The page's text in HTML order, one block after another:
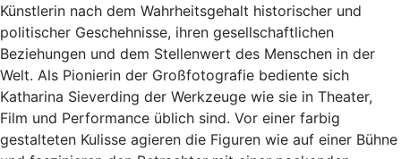
Künstlerin nach dem Wahrheitsgehalt historischer und
politischer Geschehnisse, ihren gesellschaftlichen
Beziehungen und dem Stellenwert des Menschen in der
Welt. Als Pionierin der Großfotografie bediente sich
Katharina Sieverding der Werkzeuge wie sie in Theater,
Film und Performance üblich sind. Vor einer farbig
gestalteten Kulisse agieren die Figuren wie auf einer Bühne